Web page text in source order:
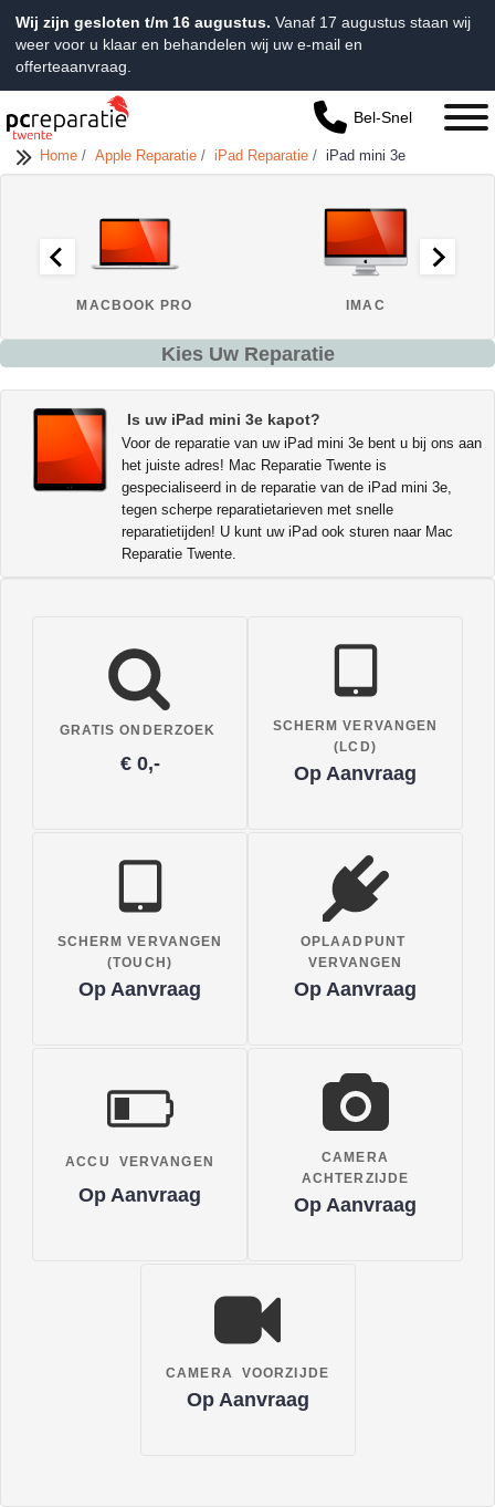
Wij zijn gesloten t/m 16 augustus. Vanaf 17 augustus staan wij
weer voor u klaar en behandelen wij uw e-mail en
offerteaanvraag.
Bel-Snel
Home / Apple Reparatie / iPad Reparatie / iPad mini 3e
MACBOOK PRO IMAC
Kies Uw Reparatie
Is uw iPad mini 3e kapot?
Voor de reparatie van uw iPad mini 3e bent u bij ons aan
het juiste adres! Mac Reparatie Twente is
gespecialiseerd in de reparatie van de iPad mini 3e,
tegen scherpe reparatietarieven met snelle
reparatietijden! U kunt uw iPad ook sturen naar Mac
Reparatie Twente.
GRATIS ONDERZOEK
€ 0,-
SCHERM VERVANGEN
(LCD)
Op Aanvraag
SCHERM VERVANGEN
(TOUCH)
Op Aanvraag
OPLAADPUNT
VERVANGEN
Op Aanvraag
ACCU VERVANGEN
Op Aanvraag
CAMERA
ACHTERZIJDE
Op Aanvraag
CAMERA VOORZIJDE
Op Aanvraag